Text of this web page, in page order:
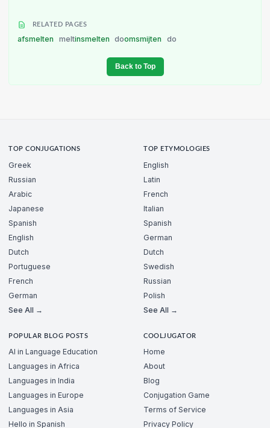
RELATED PAGES
afsmelten meltinsmelten doomsmijten do
Back to Top
TOP CONJUGATIONS
Greek
Russian
Arabic
Japanese
Spanish
English
Dutch
Portuguese
French
German
See All →
TOP ETYMOLOGIES
English
Latin
French
Italian
Spanish
German
Dutch
Swedish
Russian
Polish
See All →
POPULAR BLOG POSTS
AI in Language Education
Languages in Africa
Languages in India
Languages in Europe
Languages in Asia
Hello in Spanish
COOLJUGATOR
Home
About
Blog
Conjugation Game
Terms of Service
Privacy Policy